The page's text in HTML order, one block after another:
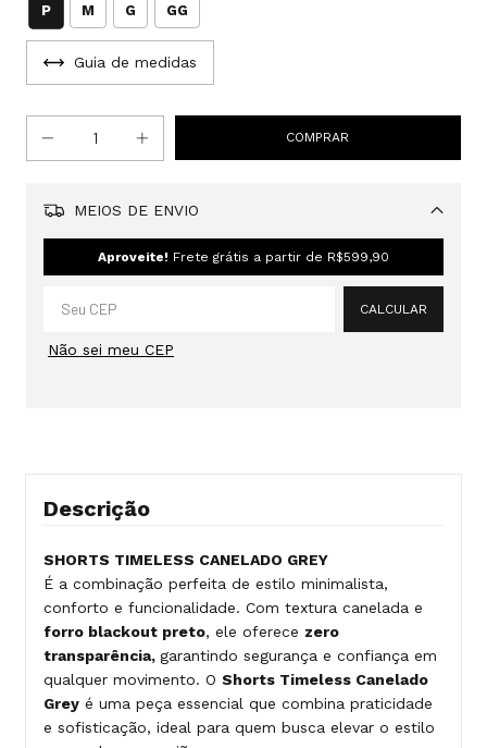
P M G GG
Guia de medidas
MEIOS DE ENVIO
Aproveite! Frete grátis a partir de R$599,90
CALCULAR
Não sei meu CEP
Descrição
SHORTS TIMELESS CANELADO GREY
É a combinação perfeita de estilo minimalista,
conforto e funcionalidade. Com textura canelada e
forro blackout preto, ele oferece zero
transparência, garantindo segurança e confiança em
qualquer movimento. O Shorts Timeless Canelado
Grey é uma peça essencial que combina praticidade
e sofisticação, ideal para quem busca elevar o estilo